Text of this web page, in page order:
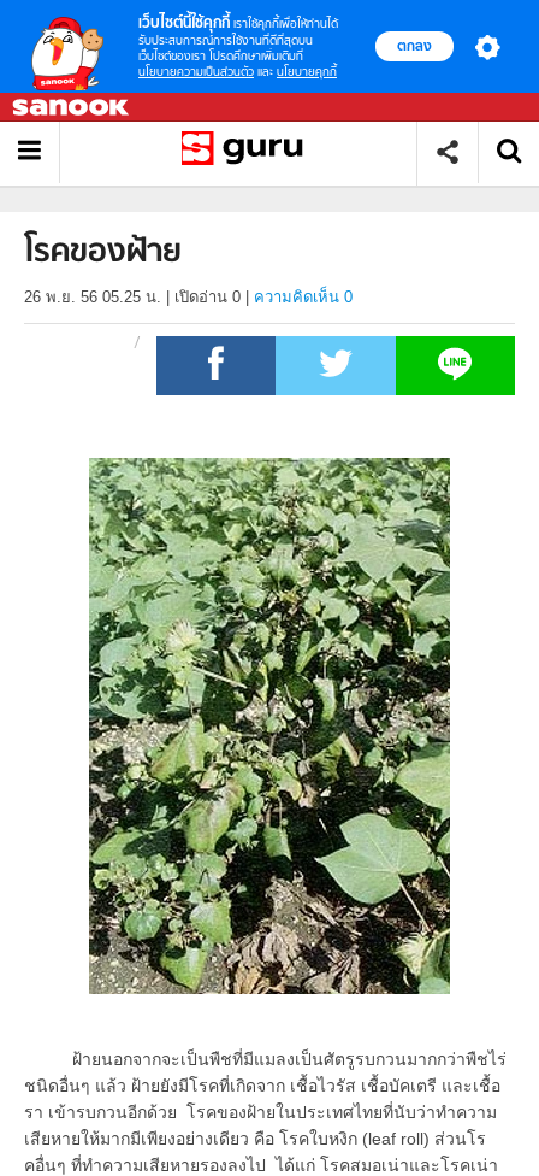
เว็บไซต์นี้ใช้คุกกี้ เราใช้คุกกี้เพื่อให้ท่านได้
รับประสบการณ์การใช้งานที่ดีที่สุดบน
เว็บไซต์ของเรา โปรดศึกษาเพิ่มเติมที่
นโยบายความเป็นส่วนตัว และ นโยบายคุกกี้
ตกลง
โรคของฝ้าย
26 พ.ย. 56 05.25 น. เปิดอ่าน 0 ความคิดเห็น 0
ฝ้ายนอกจากจะเป็นพืชที่มีแมลงเป็นศัตรูรบกวนมากกว่าพืชไร่
ชนิดอื่นๆ แล้ว ฝ้ายยังมีโรคที่เกิดจาก เชื้อไวรัส เชื้อบัคเตรี และเชื้อ
รา เข้ารบกวนอีกด้วย โรคของฝ้ายในประเทศไทยที่นับว่าทำความ
เสียหายให้มากมีเพียงอย่างเดียว คือ โรคใบหงิก (leaf roll) ส่วนโร
คอื่นๆ ที่ทำความเสียหายรองลงไป ได้แก่ โรคสมอเน่าและโรคเน่า